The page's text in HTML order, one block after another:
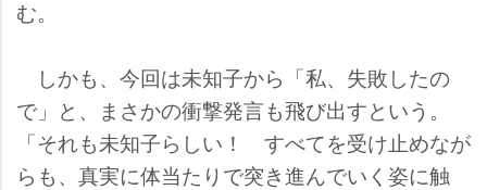
む。
しかも、今回は未知子から「私、失敗したの
で」と、まさかの衝撃発言も飛び出すという。
「それも未知子らしい！ すべてを受け止めなが
らも、真実に体当たりで突き進んでいく姿に触